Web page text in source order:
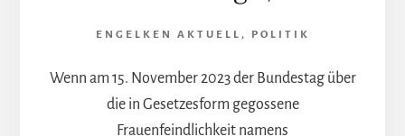
ENGELKEN AKTUELL , POLITIK
Wenn am 15. November 2023 der Bundestag über
die in Gesetzesform gegossene
Frauenfeindlichkeit namens